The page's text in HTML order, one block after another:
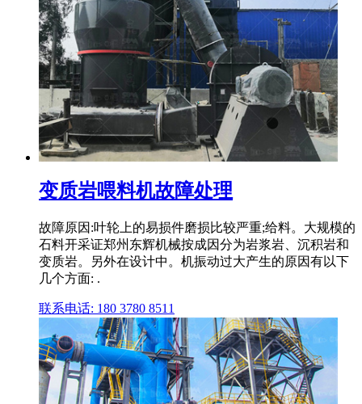
变质岩喂料机故障处理
故障原因:叶轮上的易损件磨损比较严重;给料。大规模的
石料开采证郑州东辉机械按成因分为岩浆岩、沉积岩和
变质岩。另外在设计中。机振动过大产生的原因有以下
几个方面: .
联系电话: 180 3780 8511